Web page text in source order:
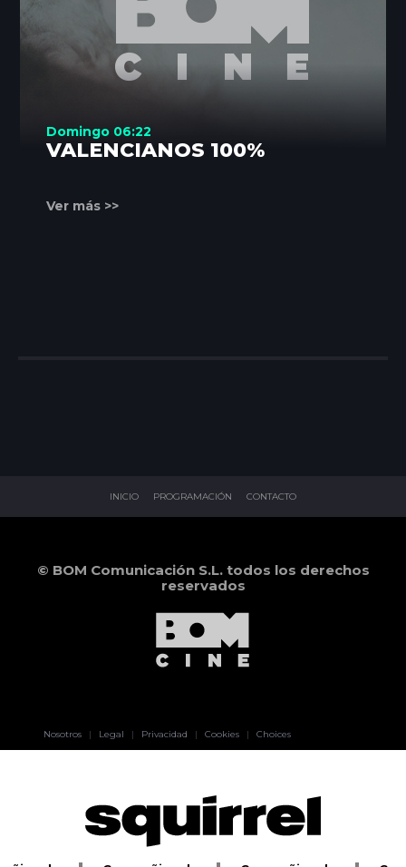
Domingo 06:22
VALENCIANOS 100%
Ver más >>
INICIO PROGRAMACIÓN CONTACTO
© BOM Comunicación S.L. todos los derechos
reservados
Nosotros | Legal | Privacidad | Cookies | Choices